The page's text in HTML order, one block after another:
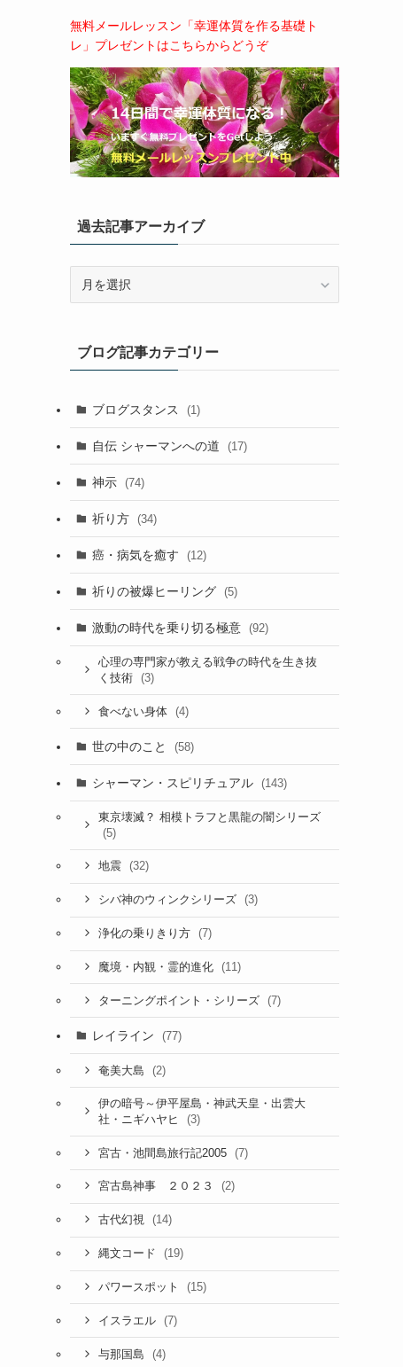
無料メールレッスン「幸運体質を作る基礎ト
レ」プレゼントはこちらからどうぞ
過去記事アーカイブ
ア
ー
イ
ブ
ブログ記事カテゴリー
ブログスタンス (1)
自伝 シャーマンへの道 (17)
神示 (74)
祈り方 (34)
癌・病気を癒す (12)
祈りの被爆ヒーリング (5)
激動の時代を乗り切る極意 (92)
心理の専門家が教える戦争の時代を生き抜
く技術
(3)
食べない身体 (4)
世の中のこと (58)
シャーマン・スピリチュアル (143)
東京壊滅？ 相模トラフと黒龍の闇シリーズ
(5)
地震 (32)
シバ神のウィンクシリーズ (3)
浄化の乗りきり方 (7)
魔境・内観・霊的進化 (11)
ターニングポイント・シリーズ (7)
レイライン (77)
奄美大島 (2)
伊の暗号～伊平屋島・神武天皇・出雲大
社・ニギハヤヒ
(3)
宮古・池間島旅行記2005 (7)
宮古島神事 ２０２３ (2)
古代幻視 (14)
縄文コード (19)
パワースポット (15)
イスラエル (7)
与那国島 (4)